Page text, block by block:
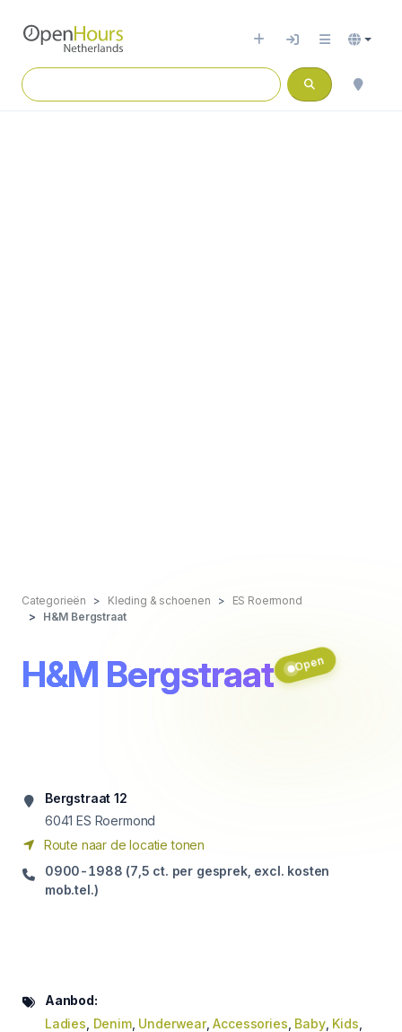
Categorieën Kleding & schoenen
ES Roermond
H&M Bergstraat
H&M Bergstraat Open
Bergstraat 12
6041 ES Roermond
Route naar de locatie tonen
0900-1988 (7,5 ct. per gesprek, excl. kosten
mob.tel.)
Aanbod:
Ladies Denim, Underwear,Accessories Baby, Kids